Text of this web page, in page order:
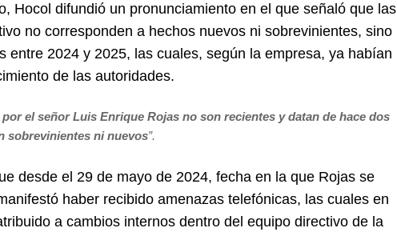
Hocol difundió un pronunciamiento en el que señaló que las
no corresponden a hechos nuevos ni sobrevinientes, sino
entre 2024 y 2025, las cuales, según la empresa, ya habían
de las autoridades.
el señor Luis Enrique Rojas no son recientes y datan de hace dos
sobrevinientes ni nuevos”.
desde el 29 de mayo de 2024, fecha en la que Rojas se
haber recibido amenazas telefónicas, las cuales en
a cambios internos dentro del equipo directivo de la